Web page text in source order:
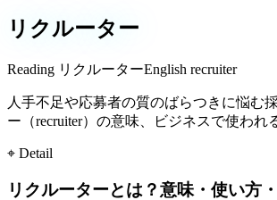
リクルーター
Reading リクルーターEnglish recruiter
人手不足や応募者の質のばらつきに悩む
ー（recruiter）の意味、ビジネスで使わ
⌖ Detail
リクルーターとは？意味・使い方